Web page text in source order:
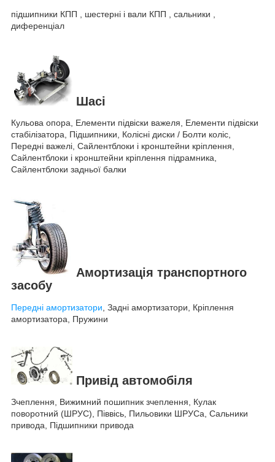
підшипники КПП , шестерні і вали КПП , сальники ,
диференціал
Шасі
Кульова опора, Елементи підвіски важеля, Елементи підвіски
стабілізатора, Підшипники, Колісні диски / Болти коліс,
Передні важелі, Сайлентблоки і кронштейни кріплення,
Сайлентблоки і кронштейни кріплення підрамника,
Сайлентблоки задньої балки
Амортизація транспортного
засобу
Передні амортизатори , Задні амортизатори, Кріплення
амортизатора, Пружини
Привід автомобіля
Зчеплення, Вижимний пошипник зчеплення, Кулак
поворотний (ШРУС), Піввісь, Пильовики ШРУСа, Сальники
привода, Підшипники привода